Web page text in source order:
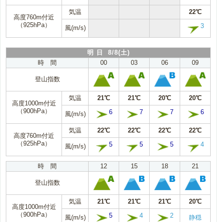
高度760m付近
（925hPa）
気温 22℃
風(m/s) 3
明 日 8/8(土)
時 間
00 03 06 09
登山指数
高度1000m付近
（900hPa）
気温 21℃ 21℃ 20℃ 20℃
風(m/s) 6 7 7 6
高度760m付近
（925hPa）
気温 22℃ 22℃ 22℃ 22℃
風(m/s) 5 5 5 4
時 間 12 15 18 21
登山指数
高度1000m付近
（900hPa）
気温 21℃ 21℃ 21℃ 20℃
風(m/s) 5 4 2 静穏